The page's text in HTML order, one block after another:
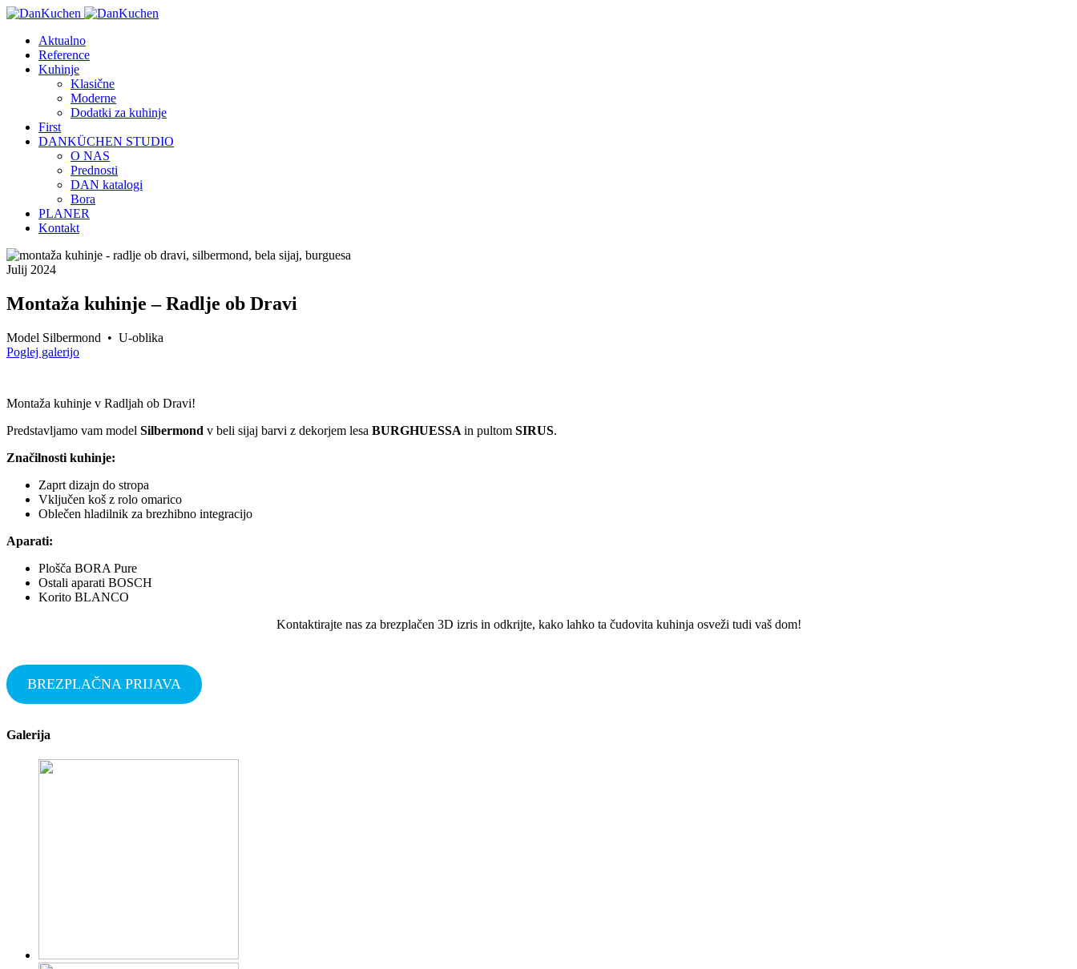
Aktualno
Reference
Kuhinje
Klasične
Moderne
Dodatki za kuhinje
First
DANKÜCHEN STUDIO
O NAS
Prednosti
DAN katalogi
Bora
PLANER
Kontakt
Julij 2024
Montaža kuhinje – Radlje ob Dravi
Model Silbermond • U-oblika
Poglej galerijo
Montaža kuhinje v Radljah ob Dravi!
Predstavljamo vam model Silbermond v beli sijaj barvi z dekorjem lesa BURGHUESSA in pultom SIRUS.
Značilnosti kuhinje:
Zaprt dizajn do stropa
Vključen koš z rolo omarico
Oblečen hladilnik za brezhibno integracijo
Aparati:
Plošča BORA Pure
Ostali aparati BOSCH
Korito BLANCO
Kontaktirajte nas za brezplačen 3D izris in odkrijte, kako lahko ta čudovita kuhinja osveži tudi vaš dom!
BREZPLAČNA PRIJAVA
Galerija